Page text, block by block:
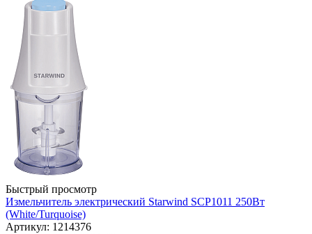
Быстрый просмотр
Измельчитель электрический Starwind SCP1011 250Вт
(White/Turquoise)
Артикул: 1214376